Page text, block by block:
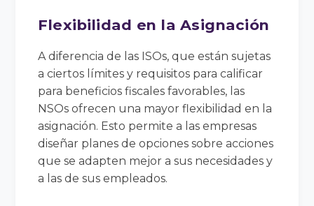
Flexibilidad en la Asignación
A diferencia de las ISOs, que están sujetas
a ciertos límites y requisitos para calificar
para beneficios fiscales favorables, las
NSOs ofrecen una mayor flexibilidad en la
asignación. Esto permite a las empresas
diseñar planes de opciones sobre acciones
que se adapten mejor a sus necesidades y
a las de sus empleados.